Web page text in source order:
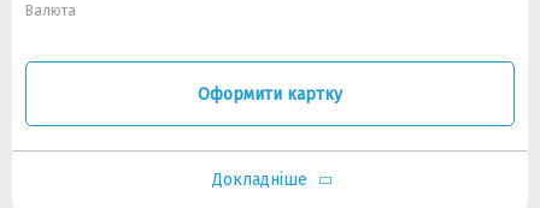
Валюта
Оформити картку
Докладніше